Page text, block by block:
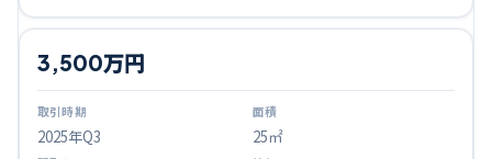
2025年Q3
3,500万円
25㎡